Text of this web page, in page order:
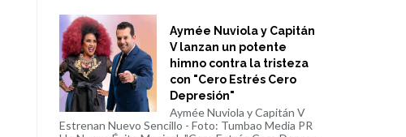
Aymée Nuviola y Capitán
V lanzan un potente
himno contra la tristeza
con "Cero Estrés Cero
Depresión"
Aymée Nuviola y Capitán V
Estrenan Nuevo Sencillo - Foto: Tumbao Media PR